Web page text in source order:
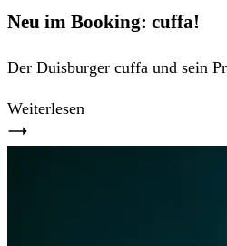
Neu im Booking: cuffa!
Der Duisburger cuffa und sein
Weiterlesen